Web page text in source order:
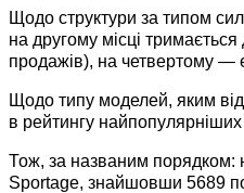
Щодо структури за типом
на другому місці
продажів), на четвертому —
Щодо типу моделей, яким
в рейтингу
Тож, за названим порядком:
Sportage, знайшовши 5689